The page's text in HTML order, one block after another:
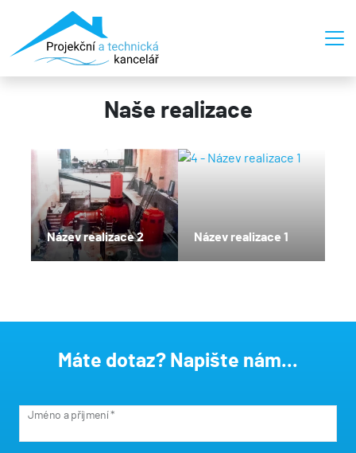
Naše realizace
Máte dotaz? Napište nám...
Jméno a příjmení *